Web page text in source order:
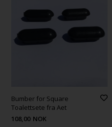
Bumber for Square
Toalettsete fra Aet
108,00 NOK